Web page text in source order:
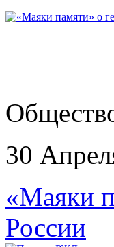
30
«Маяки
России